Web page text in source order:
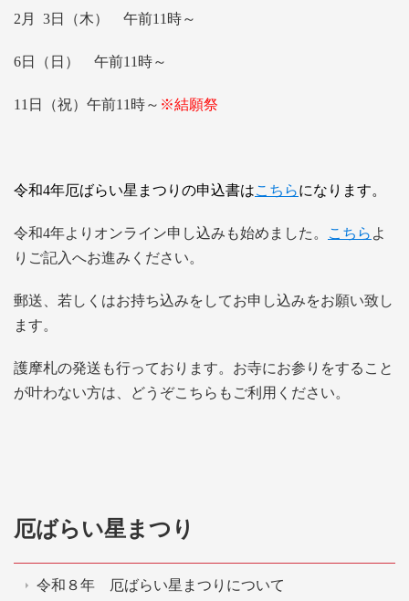
2月 3日（木） 午前11時～
6日（日） 午前11時～
11日（祝）午前11時～ ※結願祭
令和4年厄ばらい星まつりの申込書はこちらになります。
令和4年よりオンライン申し込みも始めました。 こちら よ
りご記入へお進みください。
郵送、若しくはお持ち込みをしてお申し込みをお願い致し
ます。
護摩札の発送も行っております。お寺にお参りをすること
が叶わない方は、どうぞこちらもご利用ください。
厄ばらい星まつり
令和８年 厄ばらい星まつりについて